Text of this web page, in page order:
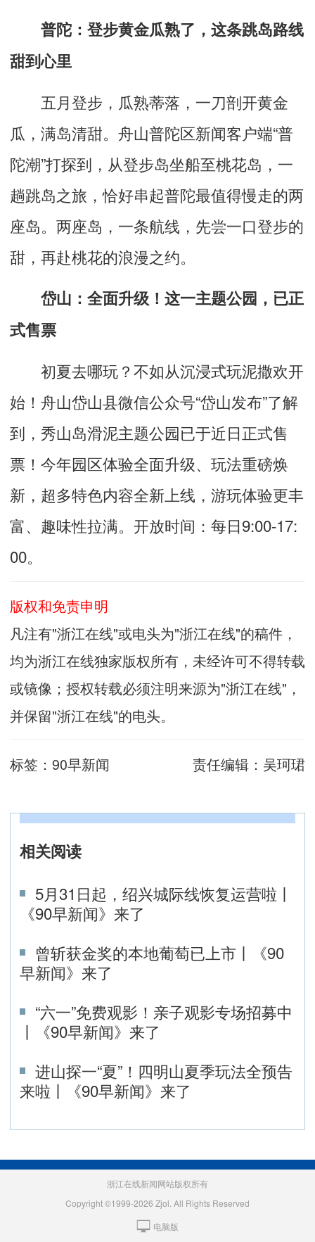
普陀：登步黄金瓜熟了，这条跳岛路线
甜到心里
五月登步，瓜熟蒂落，一刀剖开黄金
瓜，满岛清甜。舟山普陀区新闻客户端“普
陀潮”打探到，从登步岛坐船至桃花岛，一
趟跳岛之旅，恰好串起普陀最值得慢走的两
座岛。两座岛，一条航线，先尝一口登步的
甜，再赴桃花的浪漫之约。
岱山：全面升级！这一主题公园，已正
式售票
初夏去哪玩？不如从沉浸式玩泥撒欢开
始！舟山岱山县微信公众号“岱山发布”了解
到，秀山岛滑泥主题公园已于近日正式售
票！今年园区体验全面升级、玩法重磅焕
新，超多特色内容全新上线，游玩体验更丰
富、趣味性拉满。开放时间：每日9:00-17:
00。
版权和免责申明
凡注有"浙江在线"或电头为"浙江在线"的稿件，
均为浙江在线独家版权所有，未经许可不得转载
或镜像；授权转载必须注明来源为"浙江在线"，
并保留"浙江在线"的电头。
标签： 90早新闻 责任编辑： 吴珂珺
相关阅读
5月31日起，绍兴城际线恢复运营啦丨
《90早新闻》来了
曾斩获金奖的本地葡萄已上市丨《90
早新闻》来了
“六一”免费观影！亲子观影专场招募中
丨《90早新闻》来了
进山探一“夏”！四明山夏季玩法全预告
来啦丨《90早新闻》来了
浙江在线新闻网站版权所有
Copyright ©1999-2026 Zjol. All Rights Reserved
电脑版